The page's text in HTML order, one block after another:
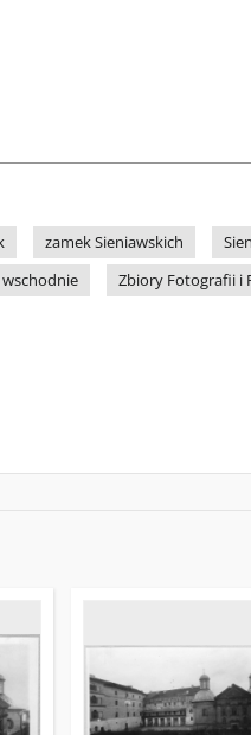
zamek Sieniawskich
wschodnie Zbiory Fotografii i